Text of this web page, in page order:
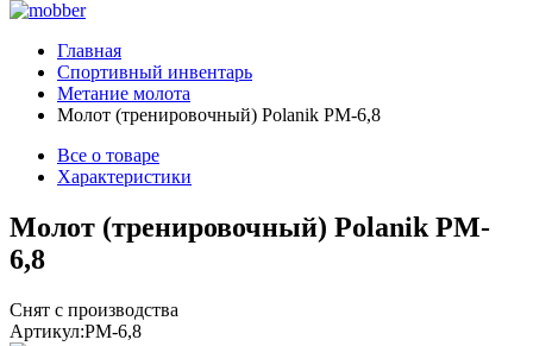
Главная
Спортивный инвентарь
Метание молота
Молот (тренировочный) Polanik PM-6,8
Все о товаре
Характеристики
Молот (тренировочный) Polanik PM-
6,8
Снят с производства
Артикул:PM-6,8